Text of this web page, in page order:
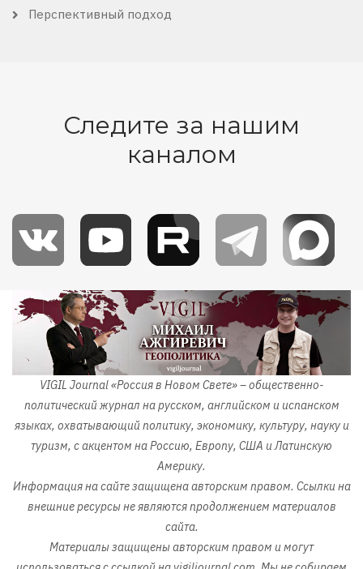
Перспективный подход
Следите за нашим
каналом
Изображение
VIGIL Journal «Россия в Новом Свете» – общественно-
политический журнал на русском, английском и испанском
языках, охватывающий политику, экономику, культуру, науку и
туризм, с акцентом на Россию, Европу, США и Латинскую
Америку.
Информация на сайте защищена авторским правом. Ссылки на
внешние ресурсы не являются продолжением материалов
сайта.
Материалы защищены авторским правом и могут